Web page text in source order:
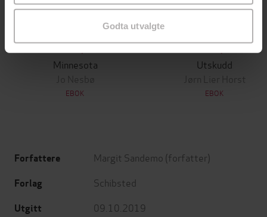
Godta utvalgte
Minnesota
Jo Nesbø
EBOK
Utskudd
Jørn Lier Horst
EBOK
Forfattere Margit Sandemo (forfatter)
Forlag Schibsted
Utgitt 09.10.2019